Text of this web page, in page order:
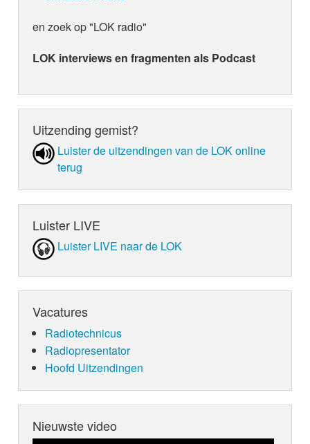
en zoek op "LOK radio"
LOK interviews en fragmenten als Podcast
Uitzending gemist?
Luister de uit­zen­din­gen van de LOK online
terug
Luister LIVE
Luister LIVE naar de LOK
Vacatures
Radiotechnicus
Radiopresentator
Hoofd Uitzendingen
Nieuwste video